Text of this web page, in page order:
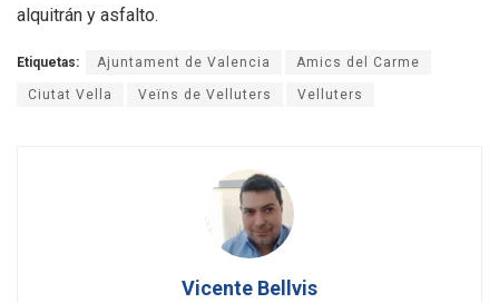
alquitrán y asfalto.
Etiquetas: Ajuntament de Valencia Amics del Carme
Ciutat Vella Veïns de Velluters Velluters
Vicente Bellvis